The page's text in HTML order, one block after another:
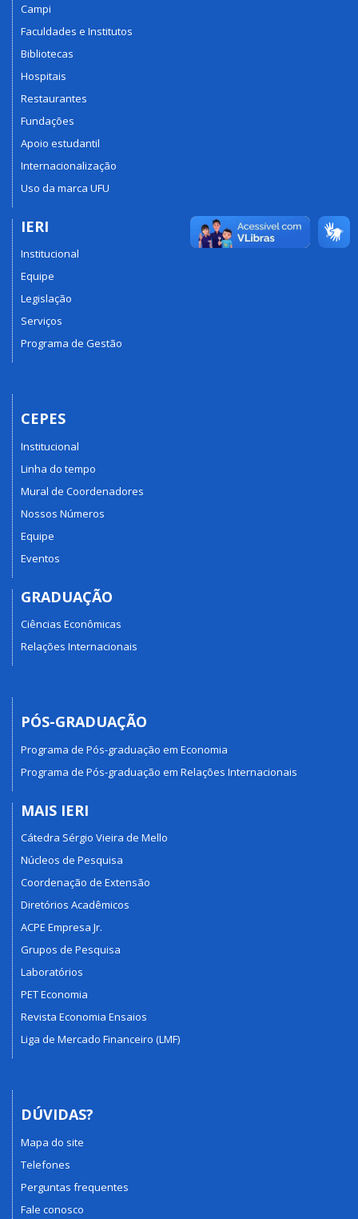
Campi
Faculdades e Institutos
Bibliotecas
Hospitais
Restaurantes
Fundações
Apoio estudantil
Internacionalização
Uso da marca UFU
IERI
Institucional
Equipe
Legislação
Serviços
Programa de Gestão
CEPES
Institucional
Linha do tempo
Mural de Coordenadores
Nossos Números
Equipe
Eventos
GRADUAÇÃO
Ciências Econômicas
Relações Internacionais
PÓS-GRADUAÇÃO
Programa de Pós-graduação em Economia
Programa de Pós-graduação em Relações Internacionais
MAIS IERI
Cátedra Sérgio Vieira de Mello
Núcleos de Pesquisa
Coordenação de Extensão
Diretórios Acadêmicos
ACPE Empresa Jr.
Grupos de Pesquisa
Laboratórios
PET Economia
Revista Economia Ensaios
Liga de Mercado Financeiro (LMF)
DÚVIDAS?
Mapa do site
Telefones
Perguntas frequentes
Fale conosco